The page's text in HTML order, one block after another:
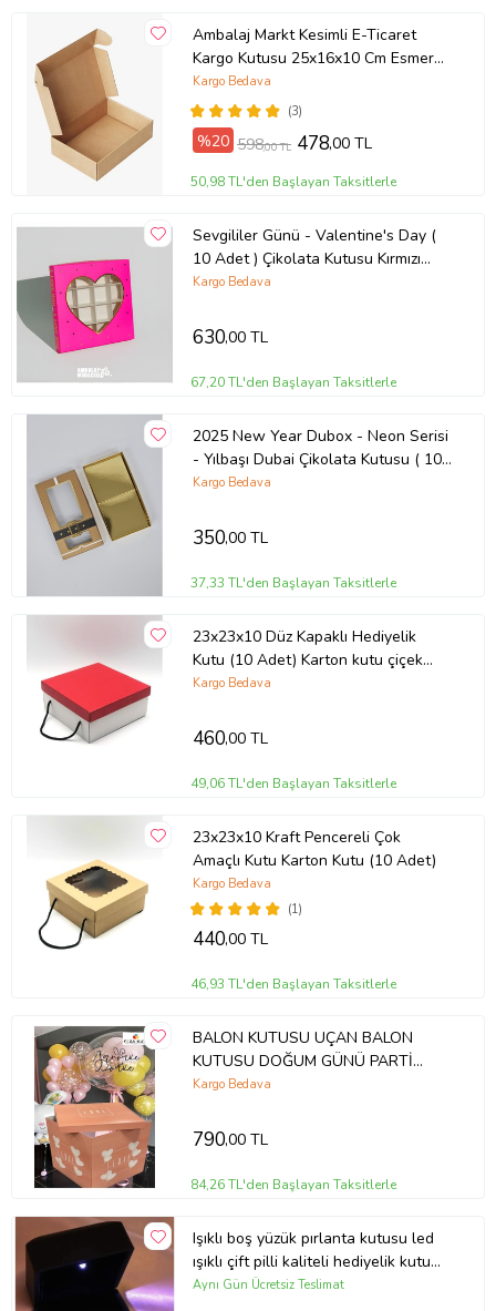
Ambalaj Markt Kesimli E-Ticaret
Kargo Kutusu 25x16x10 Cm Esmer
25 Adet
(3)
Kargo Bedava
%20 598,00 TL 478,00 TL
50,98 TL'den Başlayan Taksitlerle
Sevgililer Günü - Valentine's Day (
10 Adet ) Çikolata Kutusu Kırmızı
Gold (Pembe)
Kargo Bedava
630,00 TL
67,20 TL'den Başlayan Taksitlerle
2025 New Year Dubox - Neon Serisi
- Yılbaşı Dubai Çikolata Kutusu ( 10
Adet ) (Bronz)
Kargo Bedava
350,00 TL
37,33 TL'den Başlayan Taksitlerle
23x23x10 Düz Kapaklı Hediyelik
Kutu (10 Adet) Karton kutu çiçek
kutusu pizza kutusu pide kutusu
kutusu çeyiz kutusu kargo kutusu
asetat kutu komple karton kutu
toptancı karton kutu çekmeceli kutu
Kargo Bedava
460,00 TL
49,06 TL'den Başlayan Taksitlerle
23x23x10 Kraft Pencereli Çok
Amaçlı Kutu Karton Kutu (10 Adet)
(1)
Kargo Bedava
440,00 TL
46,93 TL'den Başlayan Taksitlerle
BALON KUTUSU UÇAN BALON
KUTUSU DOĞUM GÜNÜ PARTİ
BALON KUTUSU SÜPRİZ KUTU
Kargo Bedava
790,00 TL
84,26 TL'den Başlayan Taksitlerle
Işıklı boş yüzük pırlanta kutusu led
ışıklı çift pilli kaliteli hediyelik kutu
hediye kutusu (Siyah)
Aynı Gün Ücretsiz Teslimat